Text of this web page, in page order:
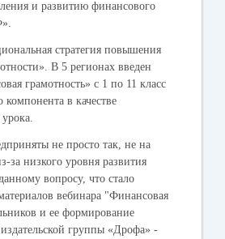
и развитию финансового
стратегия повышения
В 5 регионах введен
грамотность» с 1 по 11 класс
компонента в качестве
не просто так, не на
за низкого уровня развития
вопросу, что стало
вебинара "Финансовая
и ее формирование
группы «Дрофа» -